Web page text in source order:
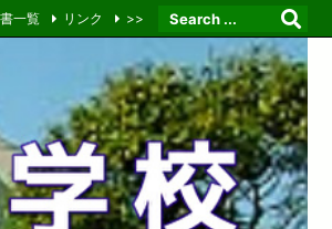
一覧 リンク >>